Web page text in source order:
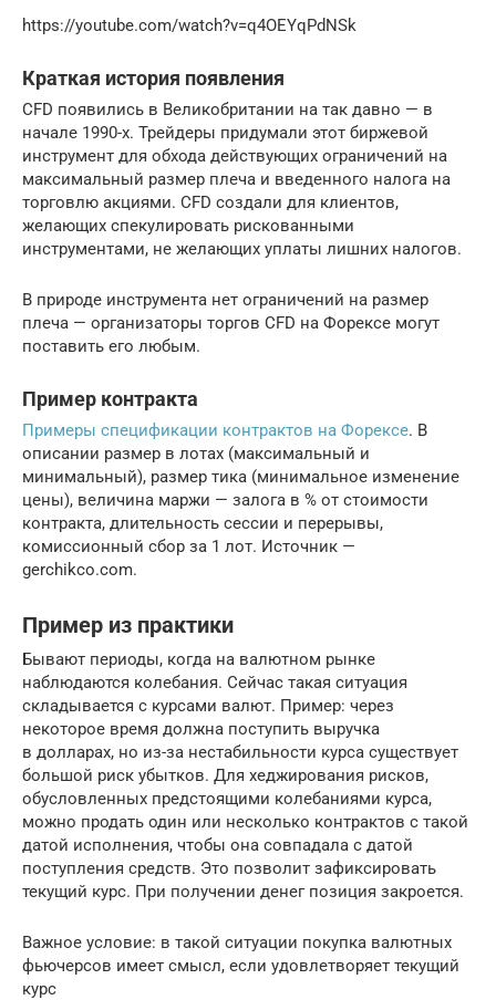
https://youtube.com/watch?v=q4OEYqPdNSk
Краткая история появления
CFD появились в Великобритании на так давно — в
начале 1990-х. Трейдеры придумали этот биржевой
инструмент для обхода действующих ограничений на
максимальный размер плеча и введенного налога на
торговлю акциями. CFD создали для клиентов,
желающих спекулировать рискованными
инструментами, не желающих уплаты лишних налогов.
В природе инструмента нет ограничений на размер
плеча — организаторы торгов CFD на Форексе могут
поставить его любым.
Пример контракта
Примеры спецификации контрактов на Форексе. В
описании размер в лотах (максимальный и
минимальный), размер тика (минимальное изменение
цены), величина маржи — залога в % от стоимости
контракта, длительность сессии и перерывы,
комиссионный сбор за 1 лот. Источник —
gerchikco.com.
Пример из практики
Бывают периоды, когда на валютном рынке
наблюдаются колебания. Сейчас такая ситуация
складывается с курсами валют. Пример: через
некоторое время должна поступить выручка
в долларах, но из-за нестабильности курса существует
большой риск убытков. Для хеджирования рисков,
обусловленных предстоящими колебаниями курса,
можно продать один или несколько контрактов с такой
датой исполнения, чтобы она совпадала с датой
поступления средств. Это позволит зафиксировать
текущий курс. При получении денег позиция закроется.
Важное условие: в такой ситуации покупка валютных
фьючерсов имеет смысл, если удовлетворяет текущий
курс